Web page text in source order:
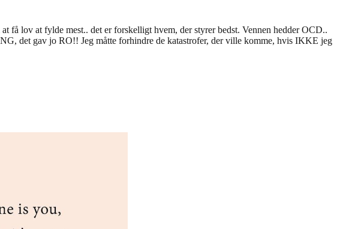
få lov at fylde mest.. det er forskelligt hvem, der styrer bedst. Vennen hedder OCD..
det gav jo RO!! Jeg måtte forhindre de katastrofer, der ville komme, hvis IKKE jeg